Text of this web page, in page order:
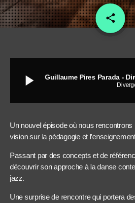
share
email
play_arrow
Un nouvel épisode où nous
vision sur la pédagogie et
Passant par des concepts et de
découvrir son approche à la danse
jazz.
Une surprise de rencontre qui portera